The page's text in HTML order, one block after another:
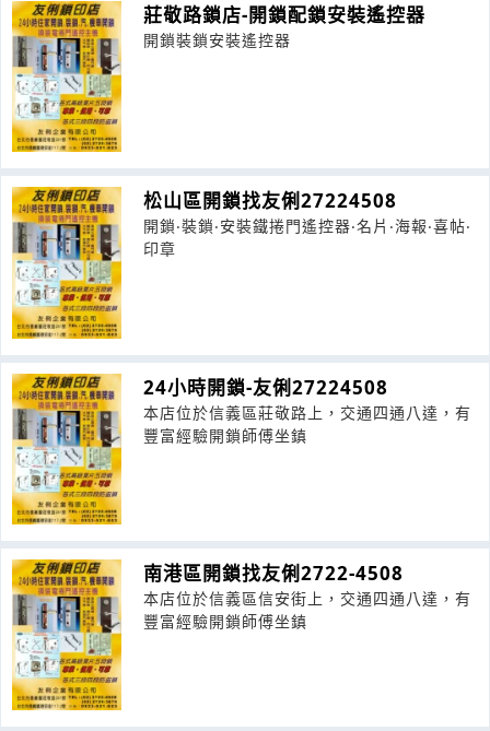
莊敬路鎖店-開鎖配鎖安裝遙控器
開鎖裝鎖安裝遙控器
松山區開鎖找友俐27224508
開鎖‧裝鎖‧安裝鐵捲門遙控器‧名片‧海報‧喜帖‧
印章
24小時開鎖-友俐27224508
本店位於信義區莊敬路上，交通四通八達，有
豐富經驗開鎖師傅坐鎮
南港區開鎖找友俐2722-4508
本店位於信義區信安街上，交通四通八達，有
豐富經驗開鎖師傅坐鎮